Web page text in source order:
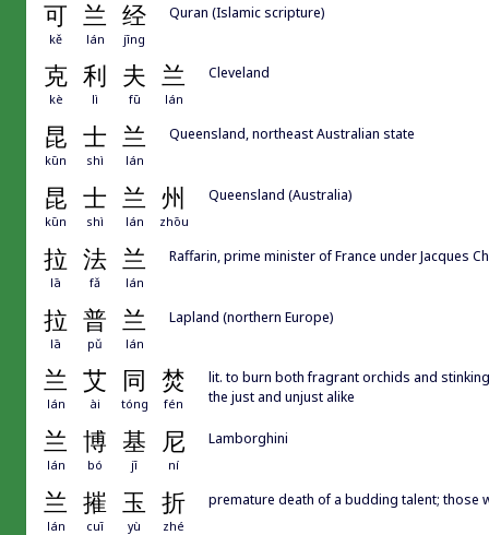
可 兰 经
kě lán jīng
Quran (Islamic scripture)
克 利 夫 兰
kè lì fū lán
Cleveland
昆 士 兰
kūn shì lán
Queensland, northeast Australian state
昆 士 兰 州
kūn shì lán zhōu
Queensland (Australia)
拉 法 兰
lā fǎ lán
Raffarin, prime minister of France under Jacques
拉 普 兰
lā pǔ lán
Lapland (northern Europe)
兰 艾 同 焚
lán ài tóng fén
lit. to burn both fragrant orchids and
the just and unjust alike
兰 博 基 尼
lán bó jī ní
Lamborghini
兰 摧 玉 折
lán cuī yù zhé
premature death of a budding talent; those